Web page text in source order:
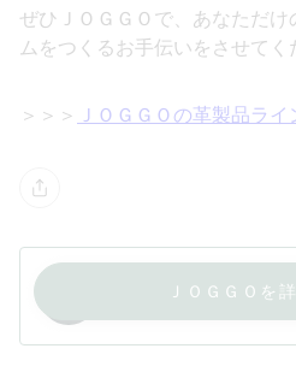
ぜひＪＯＧＧＯで、あなただ
ムをつくるお手伝いをさせてく
＞＞＞ ＪＯＧＧＯの革製品ラ
JOGGO代表 タオ
ＪＯＧＧＯを